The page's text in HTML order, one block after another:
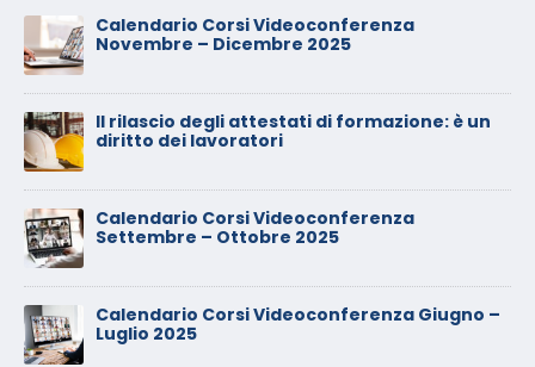
Calendario Corsi Videoconferenza
Novembre – Dicembre 2025
Il rilascio degli attestati di formazione: è un
diritto dei lavoratori
Calendario Corsi Videoconferenza
Settembre – Ottobre 2025
Calendario Corsi Videoconferenza Giugno –
Luglio 2025